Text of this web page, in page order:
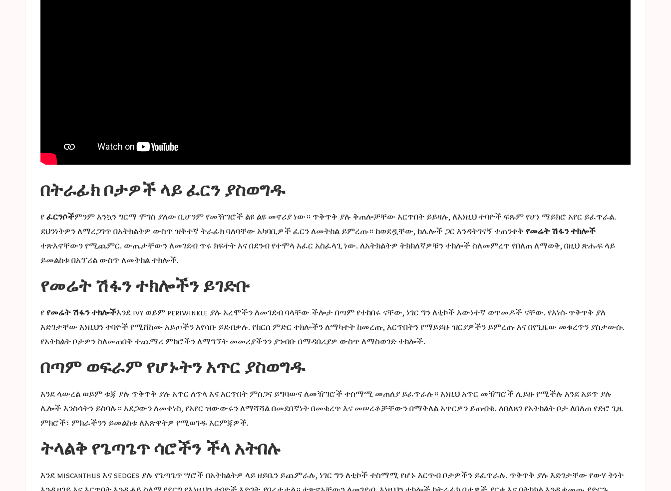
በትራፊክ ቦታዎች ላይ ፈርን ያስወግዱ
የ ፈርንሶችምንም እንኳን ግርማ ሞገስ ያለው ቢሆንም የመዥገሮች ልዩ ልዩ መኖሪያ ነው። ጥቅጥቅ ያሉ ቅጠሎቻቸው እርጥበት ይይዛሉ, ለእነዚህ ተባዮች ፍጹም የሆነ ማይክሮ አየር ይፈጥራል.
ደህንነትዎን ለማረጋገጥ በአትክልትዎ ውስጥ ዝቅተኛ ትራፊክ ባለባቸው አካባቢዎች ፈርን ለመትከል ይምረጡ። ከወደዷቸው, ከሌሎች ጋር እንዳትገናኝ ተጠንቀቅ የመሬት ሽፋን ተክሎች
ተጽእኖቸውን የሚጨምር. ውጤታቸውን ለመገደብ ጥሩ ክፍተት እና በደንብ የተሞላ አፈር አስፈላጊ ነው. ለአትክልትዎ ትክክለኛዎቹን ተክሎች ስለመምረጥ የበለጠ ለማወቅ, በዚህ ጽሑፍ ላይ
ይመልከቱ በአፕሪል ውስጥ ለመትከል ተክሎች.
የመሬት ሽፋን ተክሎችን ይገድቡ
የ የመሬት ሽፋን ተክሎችእንደ ivy ወይም periwinkle ያሉ አረሞችን ለመገደብ ባላቸው ችሎታ በጣም የተከበሩ ናቸው, ነገር ግን ለቲኮች እውነተኛ ወጥመዶች ናቸው. የእነሱ ጥቅጥቅ ያለ
እድገታቸው እነዚህን ተባዮች የሚሸከሙ አይጦችን እየሳቡ ይደብቃሉ. የከርሰ ምድር ተክሎችን ለማካተት ከመረጡ, እርጥበትን የማይይዙ ዝርያዎችን ይምረጡ እና በየጊዜው መቁረጥን ያስታውሱ.
የአትክልት ቦታዎን ስለመጠበቅ ተጨማሪ ምክሮችን ለማግኘት መመሪያችንን ያንብቡ በማዳበሪያዎ ውስጥ ለማስወገድ ተክሎች.
በጣም ወፍራም የሆኑትን አጥር ያስወግዱ
እንደ ላውረል ወይም ቱጃ ያሉ ጥቅጥቅ ያሉ አጥር ለጥላ እና እርጥበት ምስጋና ይግባውና ለመዥገሮች ተስማሚ መጠለያ ይፈጥራሉ። እነዚህ አጥር መዥገሮች ሊይዙ የሚችሉ እንደ አይጥ ያሉ
ሌሎች እንስሳትን ይስባሉ። አደጋውን ለመቀነስ, የአየር ዝውውሩን ለማሻሻል በመደበኛነት በመቁረጥ እና መሠረቶቻቸውን በማቅለል አጥርዎን ይጠብቁ. ለበለጸገ የአትክልት ቦታ ለበለጠ የድሮ ጊዜ
ምክሮች፣ ምክራችንን ይመልከቱ ለእጽዋትዎ የሚወገዱ እርምጃዎች.
ትላልቅ የጌጣጌጥ ሳሮችን ችላ አትበሉ
እንደ miscanthus እና sedges ያሉ የጌጣጌጥ ሣሮች በአትክልትዎ ላይ ዘይቤን ይጨምራሉ, ነገር ግን ለቲኮች ተስማሚ የሆኑ እርጥብ ቦታዎችን ይፈጥራሉ. ጥቅጥቅ ያሉ እድገታቸው የውሃ ትነት